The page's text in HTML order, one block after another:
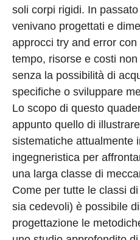
soli corpi rigidi. In
venivano progettati e
approcci try and error
tempo, risorse e costi
senza la possibilità di
specifiche o sviluppare
Lo scopo di questo
appunto quello di
sistematiche attualmente
ingegneristica per
una larga classe di
Come per tutte le classi
sia cedevoli) è possibile
progettazione le